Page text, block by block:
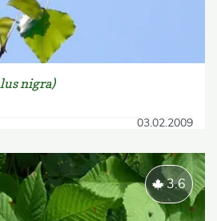
nigra)
03.02.2009
3.6